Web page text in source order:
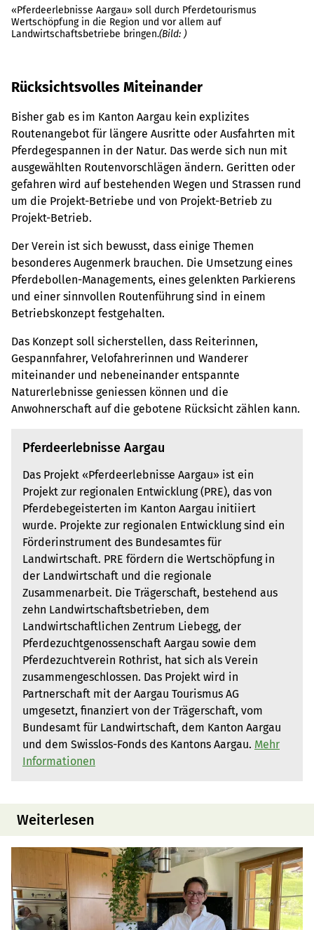
«Pferdeerlebnisse Aargau» soll durch Pferdetourismus
Wertschöpfung in die Region und vor allem auf
Landwirtschaftsbetriebe bringen.(Bild: )
Rücksichtsvolles Miteinander
Bisher gab es im Kanton Aargau kein explizites
Routenangebot für längere Ausritte oder Ausfahrten mit
Pferdegespannen in der Natur. Das werde sich nun mit
ausgewählten Routenvorschlägen ändern. Geritten oder
gefahren wird auf bestehenden Wegen und Strassen rund
um die Projekt-Betriebe und von Projekt-Betrieb zu
Projekt-Betrieb.
Der Verein ist sich bewusst, dass einige Themen
besonderes Augenmerk brauchen. Die Umsetzung eines
Pferdebollen-Managements, eines gelenkten Parkierens
und einer sinnvollen Routenführung sind in einem
Betriebskonzept festgehalten.
Das Konzept soll sicherstellen, dass Reiterinnen,
Gespannfahrer, Velofahrerinnen und Wanderer
miteinander und nebeneinander entspannte
Naturerlebnisse geniessen können und die
Anwohnerschaft auf die gebotene Rücksicht zählen kann.
Pferdeerlebnisse Aargau
Das Projekt «Pferdeerlebnisse Aargau» ist ein
Projekt zur regionalen Entwicklung (PRE), das von
Pferdebegeisterten im Kanton Aargau initiiert
wurde. Projekte zur regionalen Entwicklung sind ein
Förderinstrument des Bundesamtes für
Landwirtschaft. PRE fördern die Wertschöpfung in
der Landwirtschaft und die regionale
Zusammenarbeit. Die Trägerschaft, bestehend aus
zehn Landwirtschaftsbetrieben, dem
Landwirtschaftlichen Zentrum Liebegg, der
Pferdezuchtgenossenschaft Aargau sowie dem
Pferdezuchtverein Rothrist, hat sich als Verein
zusammengeschlossen. Das Projekt wird in
Partnerschaft mit der Aargau Tourismus AG
umgesetzt, finanziert von der Trägerschaft, vom
Bundesamt für Landwirtschaft, dem Kanton Aargau
und dem Swisslos-Fonds des Kantons Aargau. Mehr
Informationen
Weiterlesen